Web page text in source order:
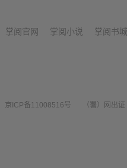
掌阅官网 掌阅小说 掌阅书
京ICP备11008516号 （署）网出